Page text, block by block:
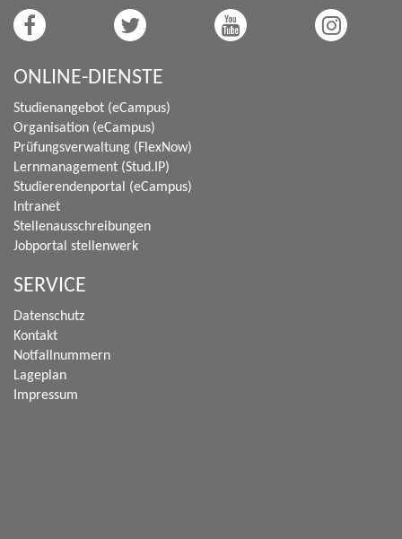
ONLINE-DIENSTE
Studienangebot (eCampus)
Organisation (eCampus)
Prüfungsverwaltung (FlexNow)
Lernmanagement (Stud.IP)
Studierendenportal (eCampus)
Intranet
Stellenausschreibungen
Jobportal stellenwerk
SERVICE
Datenschutz
Kontakt
Notfallnummern
Lageplan
Impressum